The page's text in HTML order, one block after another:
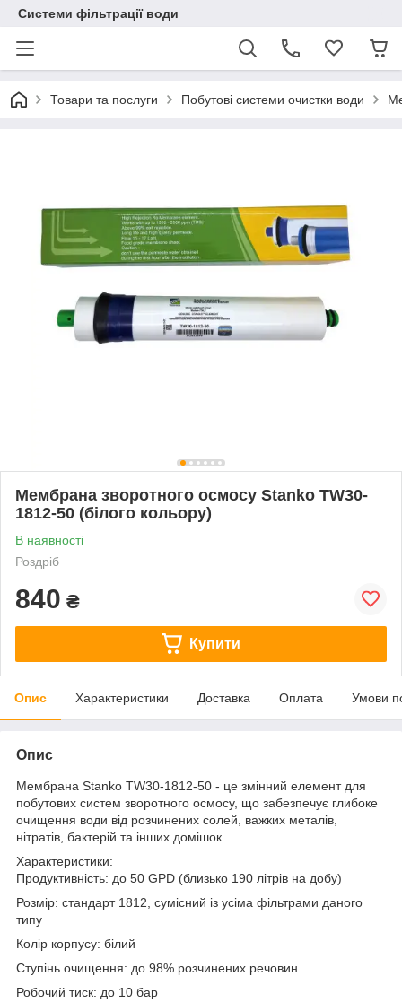
Системи фільтрації води
Товари та послуги Побутові системи очистки води
Мембрана зворотного осмосу Stanko TW30-
1812-50 (білого кольору)
В наявності
Роздріб
840 ₴
Купити
Опис Характеристики Доставка Оплата Умови
Опис
Мембрана Stanko TW30-1812-50 - це змінний елемент для
побутових систем зворотного осмосу, що забезпечує глибоке
очищення води від розчинених солей, важких металів,
нітратів, бактерій та інших домішок.
Характеристики:
Продуктивність: до 50 GPD (близько 190 літрів на добу)
Розмір: стандарт 1812, сумісний із усіма фільтрами даного
типу
Колір корпусу: білий
Ступінь очищення: до 98% розчинених речовин
Робочий тиск: до 10 бар